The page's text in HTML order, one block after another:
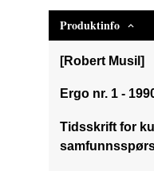
Produktinfo
[Robert Musil]
Ergo nr. 1 -
Tidsskrift for